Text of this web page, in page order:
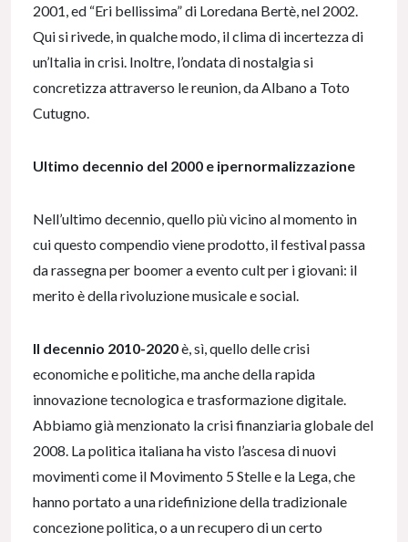
2001, ed “Eri bellissima” di Loredana Bertè, nel 2002.
Qui si rivede, in qualche modo, il clima di incertezza di
un’Italia in crisi. Inoltre, l’ondata di nostalgia si
concretizza attraverso le reunion, da Albano a Toto
Cutugno.
Ultimo decennio del 2000 e ipernormalizzazione
Nell’ultimo decennio, quello più vicino al momento in
cui questo compendio viene prodotto, il festival passa
da rassegna per boomer a evento cult per i giovani: il
merito è della rivoluzione musicale e social.
Il decennio 2010-2020è, sì, quello delle crisi
economiche e politiche, ma anche della rapida
innovazione tecnologica e trasformazione digitale.
Abbiamo già menzionato la crisi finanziaria globale del
2008. La politica italiana ha visto l’ascesa di nuovi
movimenti come il Movimento 5 Stelle e la Lega, che
hanno portato a una ridefinizione della tradizionale
concezione politica, o a un recupero di un certo